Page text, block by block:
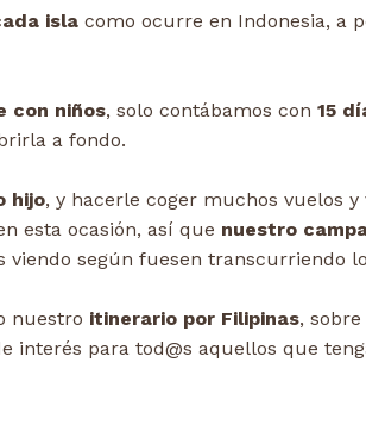
isla como ocurre en Indonesia, a
con niños, solo contábamos con 15
a fondo.
hijo, y hacerle coger muchos vuelos y
esta ocasión, así que nuestro
viendo según fuesen transcurriendo
nuestro itinerario por Filipinas,
interés para tod@s aquellos que